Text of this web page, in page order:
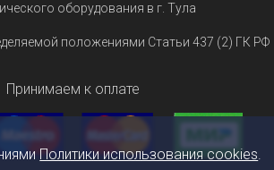
оборудования в г. Тула
положениями Статьи 437 (2) ГК РФ
Принимаем к оплате
Политики использования cookies.